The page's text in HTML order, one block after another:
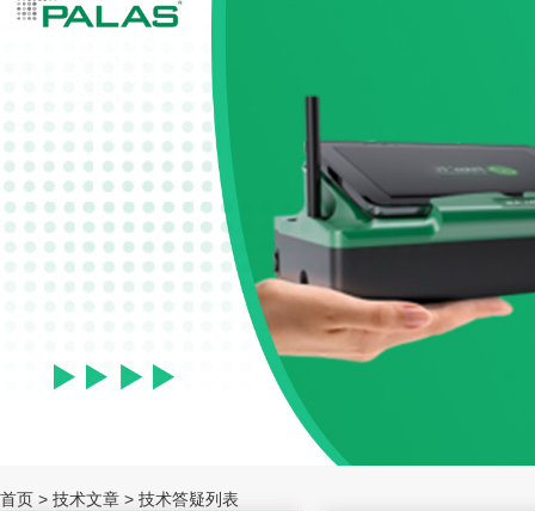
首页 > 技术文章 > 技术答疑列表